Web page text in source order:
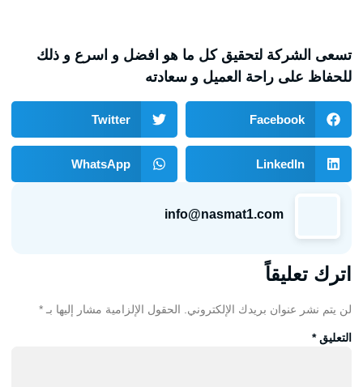
تسعى الشركة لتحقيق كل ما هو افضل و اسرع و ذلك
للحفاظ على راحة العميل و سعادته
Facebook
Twitter
LinkedIn
WhatsApp
info@nasmat1.com
اترك تعليقاً
لن يتم نشر عنوان بريدك الإلكتروني. الحقول الإلزامية مشار إليها بـ *
التعليق*